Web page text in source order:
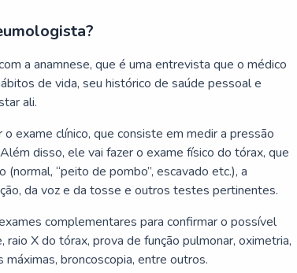
a anamnese, que é uma entrevista que o médico
de vida, seu histórico de saúde pessoal e
ali.
exame clínico, que consiste em medir a pressão
disso, ele vai fazer o exame físico do tórax, que
“peito de pombo”, escavado etc.), a
da voz e da tosse e outros testes pertinentes.
complementares para confirmar o possível
X do tórax, prova de função pulmonar, oximetria,
broncoscopia, entre outros.